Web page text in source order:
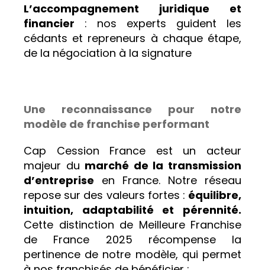
L’accompagnement juridique et
financier : nos experts guident les
cédants et repreneurs à chaque étape,
de la négociation à la signature
Une reconnaissance pour notre
modèle de franchise performant
Cap Cession France est un acteur
majeur du marché de la transmission
d’entreprise en France. Notre réseau
repose sur des valeurs fortes : équilibre,
intuition, adaptabilité et pérennité.
Cette distinction de Meilleure Franchise
de France 2025 récompense la
pertinence de notre modèle, qui permet